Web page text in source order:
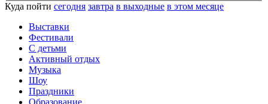
Куда пойти сегодня завтра в выходные в этом месяце
Выставки
Фестивали
С детьми
Активный отдых
Музыка
Шоу
Праздники
Образование